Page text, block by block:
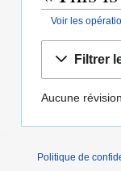
Voir les
navigation
recherche
Filtrer
Aucune
Politique de